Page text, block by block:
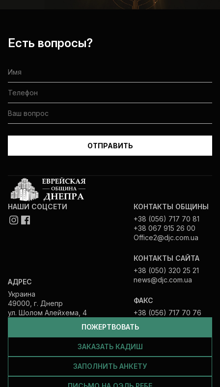
Есть вопросы?
ПОЖЕРТВОВАТЬ
ЗАКАЗАТЬ КАДИШ
ЗАПОЛНИТЬ АНКЕТУ
НАШИ СОЦСЕТИ
АДРЕС
Украина
49000, г. Днепр
ул. Шолом Алейхема, 4
КОНТАКТЫ ОБЩИНЫ
+38 (056) 717 70 81
+38 067 915 26 00
Office2@djc.com.ua
КОНТАКТЫ САЙТА
+38 (050) 320 25 21
news@djc.com.ua
ФАКС
+38 (056) 717 70 76